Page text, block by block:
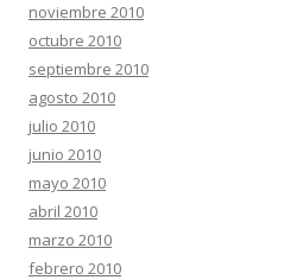
noviembre 2010
octubre 2010
septiembre 2010
agosto 2010
julio 2010
junio 2010
mayo 2010
abril 2010
marzo 2010
febrero 2010